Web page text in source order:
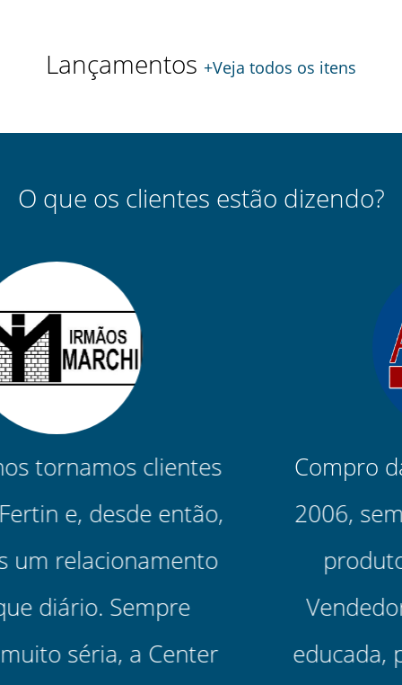
Lançamentos +Veja todos os itens
O que os clientes estão dizendo?
Compro da Center Fertin desde
2006, sempre trabalhando com
produtos de qualidade (...)
Vendedora muito atenciosa e
educada, prestando sempre um